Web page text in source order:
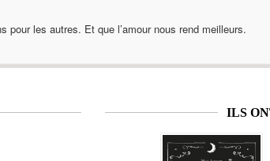
les autres. Et que l’amour nous rend meilleurs.
ILS